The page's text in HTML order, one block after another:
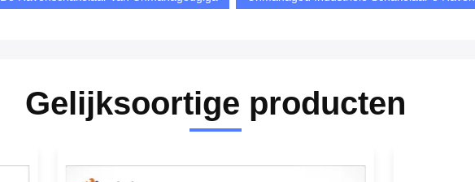
Gelijksoortige producten